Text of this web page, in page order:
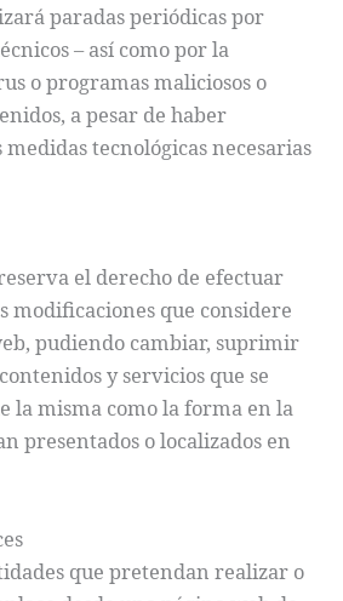
paradas periódicas por
– así como por la
o programas maliciosos o
a pesar de haber
medidas tecnológicas necesarias
el derecho de efectuar
modificaciones que considere
pudiendo cambiar, suprimir
y servicios que se
la misma como la forma en la
presentados o localizados en
que pretendan realizar o